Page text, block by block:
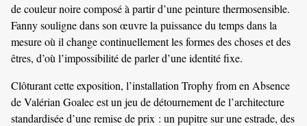
de couleur noire composé à partir d’une peinture thermosensible.
Fanny souligne dans son œuvre la puissance du temps dans la
mesure où il change continuellement les formes des choses et des
êtres, d’où l’impossibilité de parler d’une identité fixe.
Clôturant cette exposition, l’installation Trophy from en Absence
de Valérian Goalec est un jeu de détournement de l’architecture
standardisée d’une remise de prix : un pupitre sur une estrade, des